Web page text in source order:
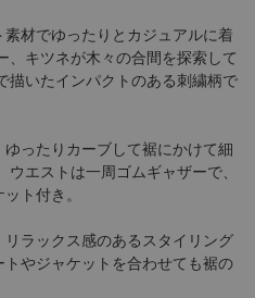
材でゆったりとカジュアルに着
、キツネが木々の合間を探索して
描いたインパクトのある刺繍柄で
ったりカーブして裾にかけて細
エストは一周ゴムギャザーで、
ト付き。
ラックス感のあるスタイリング
やジャケットを合わせても裾の